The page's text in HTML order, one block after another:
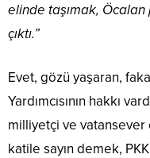
elinde taşımak,
çıktı.”
Evet, gözü yaşaran,
Yardımcısının hakkı
milliyetçi ve vatansever
katile sayın demek,